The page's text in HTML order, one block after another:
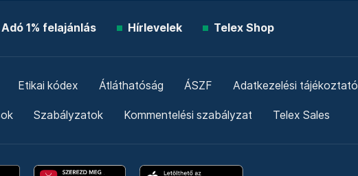
Adó 1% felajánlás Hírlevelek Telex Shop
Etikai kódex Átláthatóság ÁSZF Adatkezelési tájékoztató
Szabályzatok Kommentelési szabályzat Telex Sales